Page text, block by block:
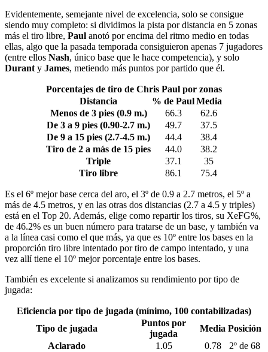
Evidentemente, semejante nivel de excelencia, solo se consigue
siendo muy completo: si dividimos la pista por distancia en 5 zonas
más el tiro libre, Paul anotó por encima del ritmo medio en todas
ellas, algo que la pasada temporada consiguieron apenas 7 jugadores
(entre ellos Nash, único base que le hace competencia), y solo
Durant y James, metiendo más puntos por partido que él.
Porcentajes de tiro de Chris Paul por zonas
Distancia
% de PaulMedia
Menos de 3 pies (0.9 m.)
66.3
62.6
De 3 a 9 pies (0.90-2.7 m.)
49.7
37.5
De 9 a 15 pies (2.7-4.5 m.)
44.4
38.4
Tiro de 2 a más de 15 pies
44.0
38.2
Triple
37.1
35
Tiro libre
86.1 75.4
Es el 6º mejor base cerca del aro, el 3º de 0.9 a 2.7 metros, el 5º a
más de 4.5 metros, y en las otras dos distancias (2.7 a 4.5 y triples)
está en el Top 20. Además, elige como repartir los tiros, su XeFG%,
de 46.2% es un buen número para tratarse de un base, y también va
a la línea casi como el que más, ya que es 10º entre los bases en la
proporción tiro libre intentado por tiro de campo intentado, y una
vez allí tiene el 10º mejor porcentaje entre los bases.
También es excelente si analizamos su rendimiento por tipo de
jugada:
Eficiencia por tipo de jugada (mínimo, 100 contabilizadas)
Tipo de jugada
Puntos por
jugada
Media Posición
Aclarado
1.05 0.78
2º de 68